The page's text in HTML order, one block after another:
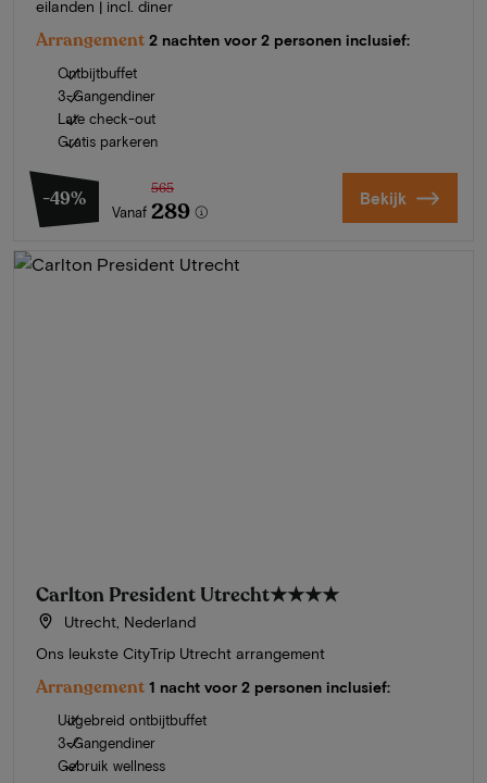
eilanden | incl. diner
Arrangement 2 nachten voor 2 personen inclusief:
Ontbijtbuffet
3-Gangendiner
Late check-out
Gratis parkeren
-49%
Vanaf
565
289 Bekijk
Carlton President Utrecht★★★★
Utrecht, Nederland
Ons leukste CityTrip Utrecht arrangement
Arrangement 1 nacht voor 2 personen inclusief:
Uitgebreid ontbijtbuffet
3-Gangendiner
Gebruik wellness